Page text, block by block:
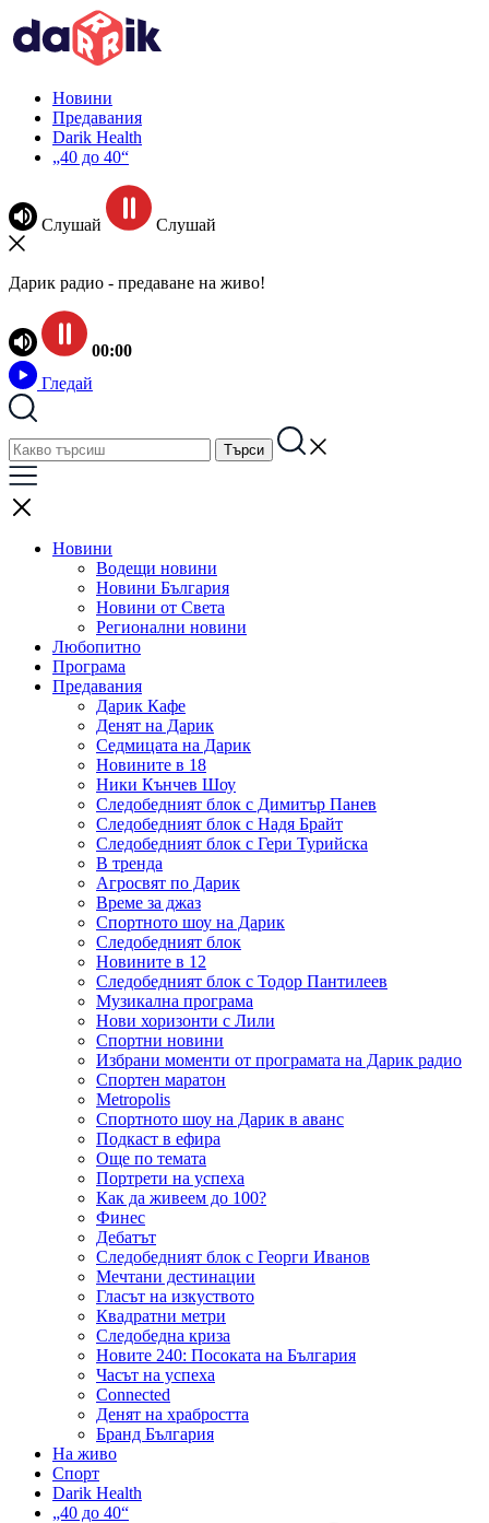
Новини
Предавания
Darik Health
„40 до 40“
Слушай Слушай
Дарик радио - предаване на живо!
00:00
Гледай
Новини
Водещи новини
Новини България
Новини от Света
Регионални новини
Любопитно
Програма
Предавания
Дарик Кафе
Денят на Дарик
Седмицата на Дарик
Новините в 18
Ники Кънчев Шоу
Следобедният блок с Димитър Панев
Следобедният блок с Надя Брайт
Следобедният блок с Гери Турийска
В тренда
Агросвят по Дарик
Време за джаз
Спортното шоу на Дарик
Следобедният блок
Новините в 12
Следобедният блок с Тодор Пантилеев
Музикална програма
Нови хоризонти с Лили
Спортни новини
Избрани моменти от програмата на Дарик радио
Спортен маратон
Metropolis
Спортното шоу на Дарик в аванс
Подкаст в ефира
Още по темата
Портрети на успеха
Как да живеем до 100?
Финес
Дебатът
Следобедният блок с Георги Иванов
Мечтани дестинации
Гласът на изкуството
Квадратни метри
Следобедна криза
Новите 240: Посоката на България
Часът на успеха
Connected
Денят на храбростта
Бранд България
На живо
Спорт
Darik Health
„40 до 40“